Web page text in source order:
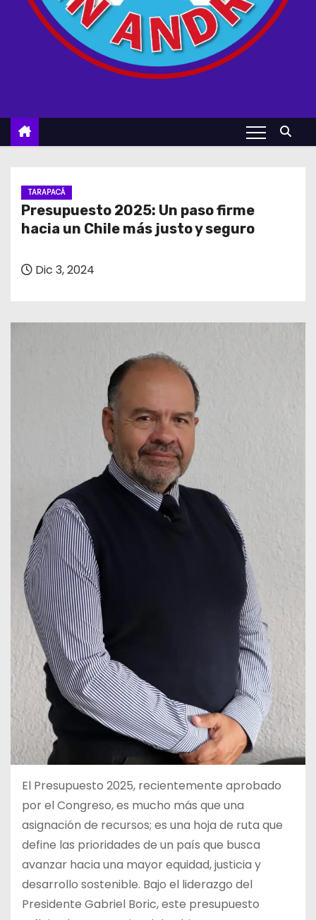
TARAPACÁ
Presupuesto 2025: Un paso firme
hacia un Chile más justo y seguro
Dic 3, 2024
El Presupuesto 2025, recientemente aprobado
por el Congreso, es mucho más que una
asignación de recursos; es una hoja de ruta que
define las prioridades de un país que busca
avanzar hacia una mayor equidad, justicia y
desarrollo sostenible. Bajo el liderazgo del
Presidente Gabriel Boric, este presupuesto